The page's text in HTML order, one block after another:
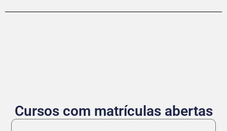
Cursos com matrículas abertas